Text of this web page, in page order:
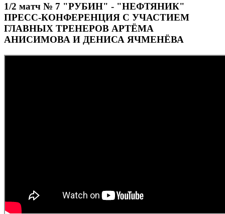
1/2 матч № 7 "РУБИН" - "НЕФТЯНИК"
ПРЕСС-КОНФЕРЕНЦИЯ С УЧАСТИЕМ
ГЛАВНЫХ ТРЕНЕРОВ АРТЁМА
АНИСИМОВА И ДЕНИСА ЯЧМЕНЁВА